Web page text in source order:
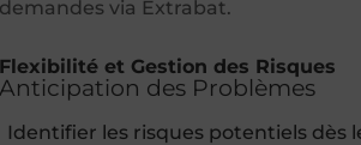
via Extrabat.
et Gestion des Risques
des Problèmes
Identifier les risques potentiels dès